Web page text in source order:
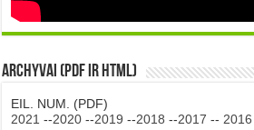
Archyvai (PDF ir HTML)
EIL. NUM. (PDF)
2021 --2020 --2019 --2018 --2017 -- 2016